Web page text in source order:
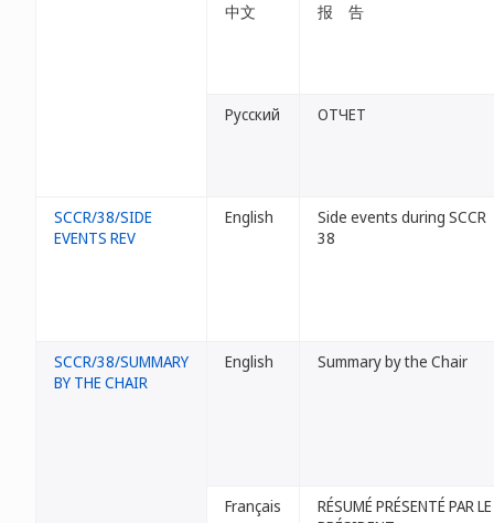
中文 报 告
Русский ОТЧЕТ
SCCR/38/SIDE
EVENTS REV
English
Side events during SCCR
38
SCCR/38/SUMMARY
BY THE CHAIR
English Summary by the Chair
Français
RÉSUMÉ PRÉSENTÉ PAR LE